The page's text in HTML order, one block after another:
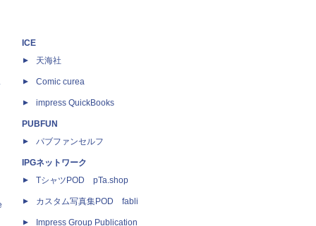
ICE
天海社
Comic curea
impress QuickBooks
PUBFUN
パブファンセルフ
IPGネットワーク
TシャツPOD pTa.shop
カスタム写真集POD fabli
Impress Group Publication